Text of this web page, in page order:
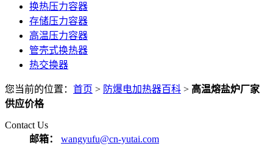
换热压力容器
存储压力容器
高温压力容器
管壳式换热器
热交换器
您当前的位置： 首页 > 防爆电加热器百科 > 高温熔盐炉厂家
供应价格
Contact Us
邮箱：
wangyufu@cn-yutai.com